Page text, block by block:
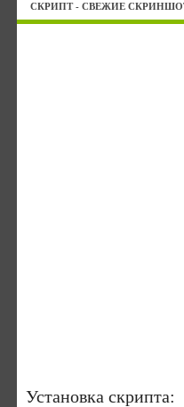
СКРИПТ - СВЕЖИЕ
Установка скрипта: